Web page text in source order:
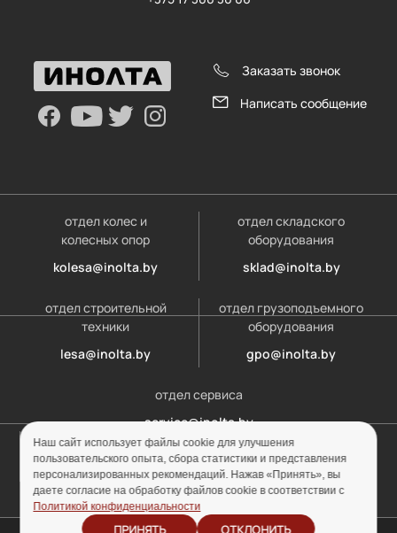
Заказать звонок
Написать сообщение
отдел колес и
колесных опор
kolesa@inolta.by
отдел складского
оборудования
sklad@inolta.by
отдел строительной
техники
lesa@inolta.by
отдел грузоподъемного
оборудования
gpo@inolta.by
отдел сервиса
service@inolta.by
дилерский отдел
opt@inolta.by
Наш сайт использует файлы cookie для улучшения
пользовательского опыта, сбора статистики и представления
персонализированных рекомендаций. Нажав «Принять», вы
даете согласие на обработку файлов cookie в соответствии с
Политикой конфиденциальности
ПРИНЯТЬ ОТКЛОНИТЬ